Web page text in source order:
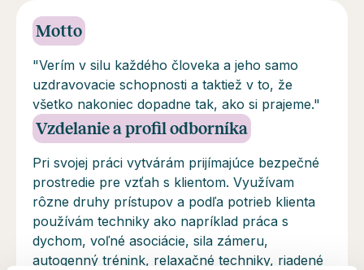
Motto
"Verím v silu každého človeka a jeho samo
uzdravovacie schopnosti a taktiež v to, že
všetko nakoniec dopadne tak, ako si prajeme."
Vzdelanie a profil odborníka
Pri svojej práci vytvárám prijímajúce bezpečné
prostredie pre vzťah s klientom. Využívam
rôzne druhy prístupov a podľa potrieb klienta
používám techniky ako napríklad práca s
dychom, voľné asociácie, sila zámeru,
autogenný trénink, relaxačné techniky, riadené